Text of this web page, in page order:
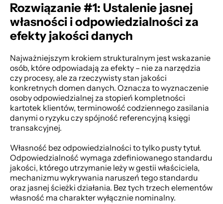
Rozwiązanie #1: Ustalenie jasnej
własności i odpowiedzialności za
efekty jakości danych
Najważniejszym krokiem strukturalnym jest wskazanie
osób, które odpowiadają za efekty – nie za narzędzia
czy procesy, ale za rzeczywisty stan jakości
konkretnych domen danych. Oznacza to wyznaczenie
osoby odpowiedzialnej za stopień kompletności
kartotek klientów, terminowość codziennego zasilania
danymi o ryzyku czy spójność referencyjną księgi
transakcyjnej.
Własność bez odpowiedzialności to tylko pusty tytuł.
Odpowiedzialność wymaga zdefiniowanego standardu
jakości, którego utrzymanie leży w gestii właściciela,
mechanizmu wykrywania naruszeń tego standardu
oraz jasnej ścieżki działania. Bez tych trzech elementów
własność ma charakter wyłącznie nominalny.